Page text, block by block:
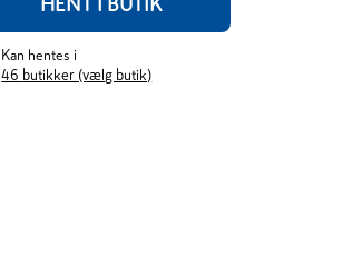
HENT I BUTIK
Kan hentes i
46 butikker (vælg butik)